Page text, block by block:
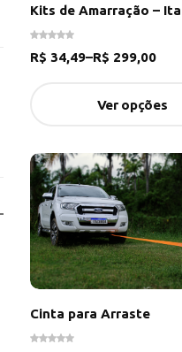
Kits de Amarração –
R$ 34,49–R$ 299,00
Ver opções
Cinta para Arraste